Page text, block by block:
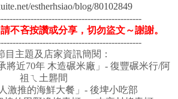
estherhsiao/blog/80102849
不吝按讚或分享，切勿盜文～謝謝。
目主題及店家資訊簡閱：
將近70年 木造碾米廠」- 復豐碾米行/阿
祖ㄟ土礱間
激推的海鮮大餐 」- 後埤小吃部